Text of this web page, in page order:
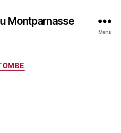
Montparnasse
Menu
Catégories